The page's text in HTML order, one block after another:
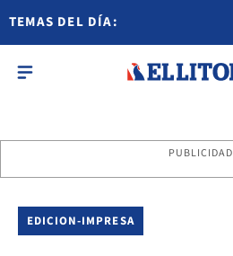
TEMAS DEL DÍA:
PUBLICIDAD
EDICION-IMPRESA